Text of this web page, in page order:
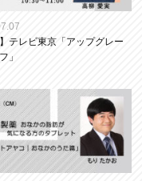
】テレビ東京「アップグレー
」